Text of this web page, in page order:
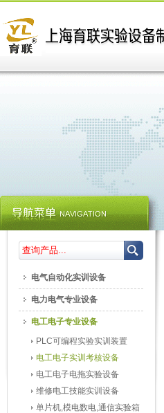
电气自动化实训设备
电力电气专业设备
电工电子专业设备
PLC可编程实验实训装置
电工电子实训考核设备
电工电子电拖实验设备
维修电工技能实训设备
单片机,模电数电,通信实验箱